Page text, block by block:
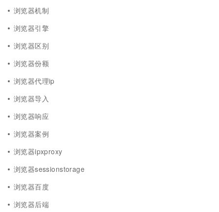
浏览器机制
浏览器引擎
浏览器区别
浏览器份额
浏览器代理ip
浏览器导入
浏览器响应
浏览器案例
浏览器ipxproxy
浏览器sessionstorage
浏览器百度
浏览器后端